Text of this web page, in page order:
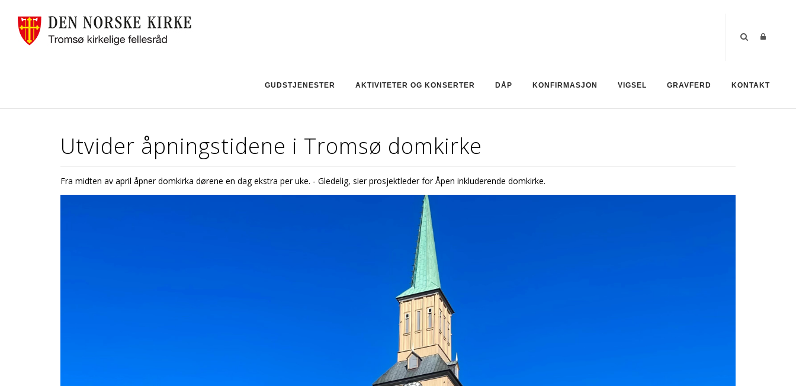
GUDSTJENESTER AKTIVITETER OG KONSERTER DÅP KONFIRMASJON VIGSEL GRAVFERD KONTAKT
Utvider åpningstidene i Tromsø domkirke
Fra midten av april åpner domkirka dørene en dag ekstra per uke. - Gledelig, sier prosjektleder for Åpen inkluderende domkirke.